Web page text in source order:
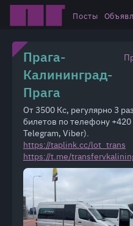
Посты
Прага-
Калининград-
Прага
От 3500 Кс, регулярно 3
билетов по телефону
Telegram, Viber).
https://taplink.cc/lot_trans
https://t.me/